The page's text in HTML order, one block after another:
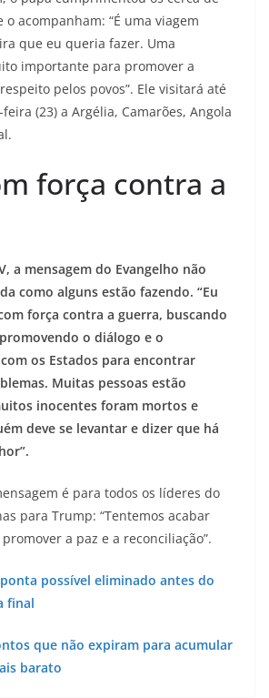
acompanham: “É uma viagem
que eu queria fazer. Uma
importante para promover a
pelos povos”. Ele visitará até
(23) a Argélia, Camarões, Angola
força contra a
a mensagem do Evangelho não
como alguns estão fazendo. “Eu
força contra a guerra, buscando
o diálogo e o
os Estados para encontrar
Muitas pessoas estão
inocentes foram mortos e
deve se levantar e dizer que há
é para todos os líderes do
para Trump: “Tentemos acabar
a paz e a reconciliação”.
possível eliminado antes do
final
que não expiram para acumular
barato